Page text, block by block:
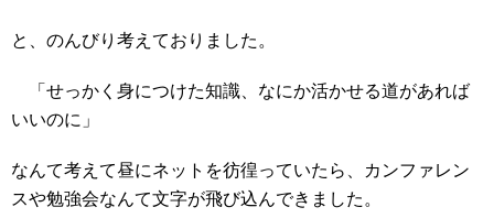
と、のんびり考えておりました。
「せっかく身につけた知識、なにか活かせる道があれば
いいのに」
なんて考えて昼にネットを彷徨っていたら、カンファレン
スや勉強会なんて文字が飛び込んできました。